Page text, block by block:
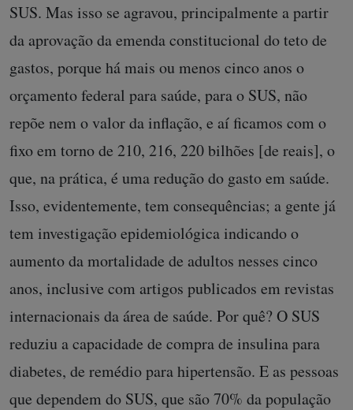
SUS. Mas isso se agravou, principalmente a partir
da aprovação da emenda constitucional do teto de
gastos, porque há mais ou menos cinco anos o
orçamento federal para saúde, para o SUS, não
repõe nem o valor da inflação, e aí ficamos com o
fixo em torno de 210, 216, 220 bilhões [de reais], o
que, na prática, é uma redução do gasto em saúde.
Isso, evidentemente, tem consequências; a gente já
tem investigação epidemiológica indicando o
aumento da mortalidade de adultos nesses cinco
anos, inclusive com artigos publicados em revistas
internacionais da área de saúde. Por quê? O SUS
reduziu a capacidade de compra de insulina para
diabetes, de remédio para hipertensão. E as pessoas
que dependem do SUS, que são 70% da população